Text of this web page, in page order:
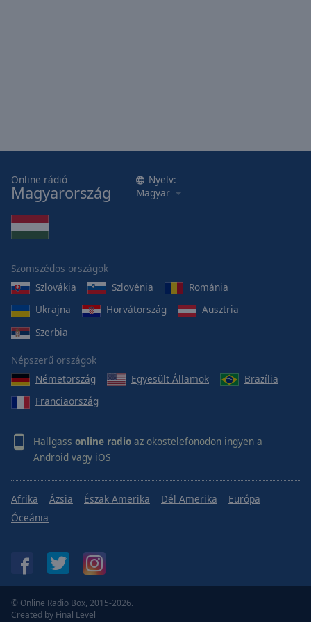
Online rádió
Magyarország
Nyelv:
Magyar
Szomszédos országok
Szlovákia
Szlovénia
Románia
Ukrajna
Horvátország
Ausztria
Szerbia
Népszerű országok
Németország
Egyesült Államok
Brazília
Franciaország
Hallgass online radio az okostelefonodon ingyen a
Android vagy iOS
Afrika Ázsia Észak Amerika Dél Amerika
Európa
Óceánia
© Online Radio Box, 2015-2026.
Created by Final Level